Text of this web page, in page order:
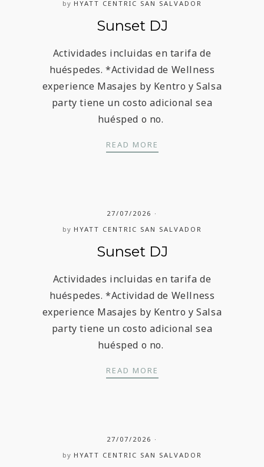
by HYATT CENTRIC SAN SALVADOR
Sunset DJ
Actividades incluidas en tarifa de
huéspedes. *Actividad de Wellness
experience Masajes by Kentro y Salsa
party tiene un costo adicional sea
huésped o no.
READ MORE
27/07/2026
by HYATT CENTRIC SAN SALVADOR
Sunset DJ
Actividades incluidas en tarifa de
huéspedes. *Actividad de Wellness
experience Masajes by Kentro y Salsa
party tiene un costo adicional sea
huésped o no.
READ MORE
27/07/2026
by HYATT CENTRIC SAN SALVADOR